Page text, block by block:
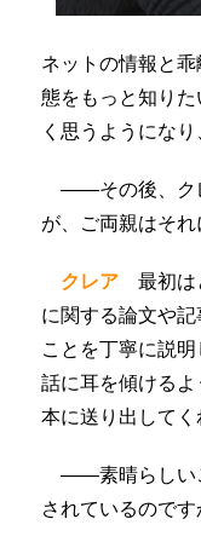
ネットの情報と
態をもっと知り
く思うようにな
――その後、クレ
が、ご両親はそ
クレア 最初は
に関する論文や
ことを丁寧に説
話に耳を傾ける
本に送り出して
――素晴らしいご
されているのです